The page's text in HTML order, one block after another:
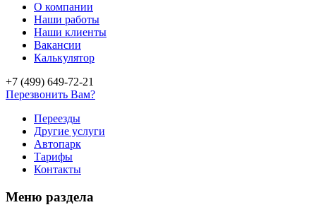
О компании
Наши работы
Наши клиенты
Вакансии
Калькулятор
+7 (499) 649-72-21
Перезвонить Вам?
Переезды
Другие услуги
Автопарк
Тарифы
Контакты
Меню раздела